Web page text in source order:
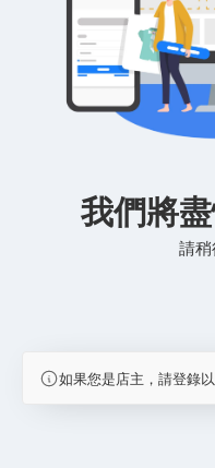
我們將盡
請稍
如果您是店主，請登錄以